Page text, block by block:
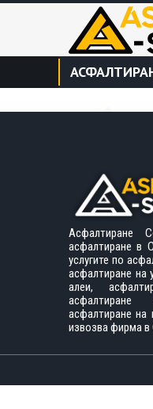
асфалтиране в
услугите по
асфалтиране на
алеи,
асфалтиране на
извозва фирма